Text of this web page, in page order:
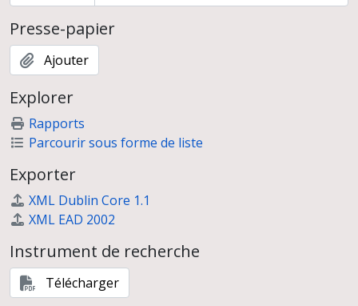
Presse-papier
Ajouter
Explorer
Rapports
Parcourir sous forme de liste
Exporter
XML Dublin Core 1.1
XML EAD 2002
Instrument de recherche
Télécharger